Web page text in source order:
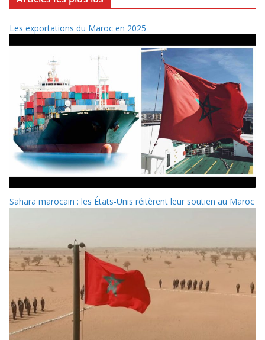
Les exportations du Maroc en 2025
Sahara marocain : les États-Unis réitèrent leur soutien au Maroc